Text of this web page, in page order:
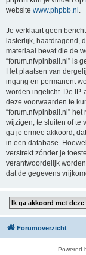
website www.phpbb.nl .
Je verklaart geen
lasterlijk, haatdragend,
materiaal bevat die de
“forum.nfvpinball.nl” is
Het plaatsen van
ingang en permanent
worden ingelicht. De
deze voorwaarden te
“forum.nfvpinball.nl”
wijzigen, te sluiten of te
ga je ermee akkoord,
in een database.
verstrekt zónder je
verantwoordelijk
dat de gegevens
Forumoverzicht
Powered